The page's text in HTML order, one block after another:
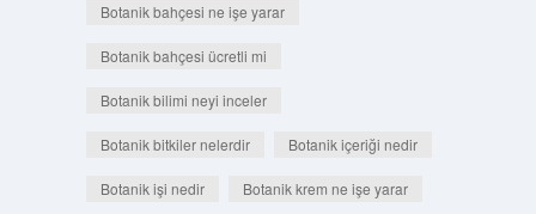
Botanik bahçesi ne işe yarar
Botanik bahçesi ücretli mi
Botanik bilimi neyi inceler
Botanik bitkiler nelerdir Botanik içeriği nedir
Botanik işi nedir Botanik krem ne işe yarar